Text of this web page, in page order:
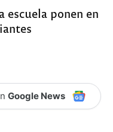
escuela ponen en
Google News